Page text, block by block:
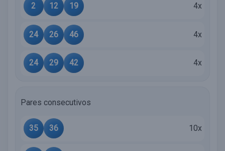
2 12 19 4x
24 26 46 4x
24 29 42 4x
Pares consecutivos
35 36 10x